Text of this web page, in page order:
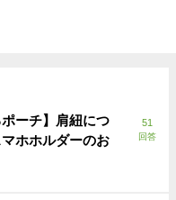
ポーチ】肩紐につ
ホホルダーのお
51
回答